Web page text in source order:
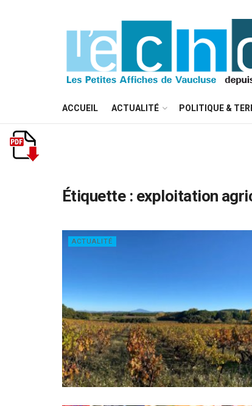
ACCUEIL ACTUALITÉ POLITIQUE &
Étiquette : exploitation
ACTUALITÉ